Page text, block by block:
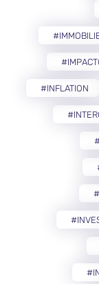
#INFLATION